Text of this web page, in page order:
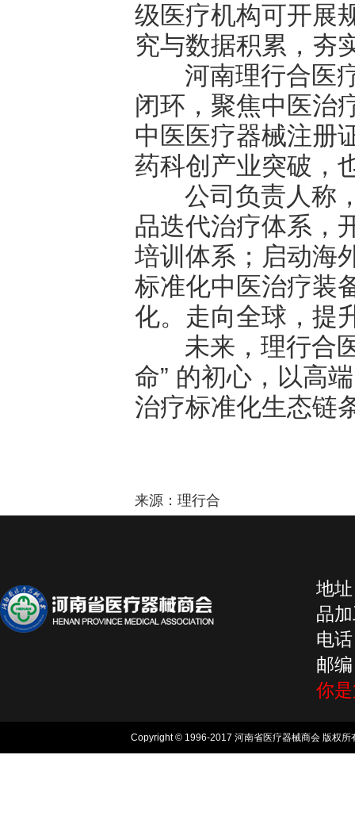
级医疗机构可开展
究与数据积累，夯
河南理行合医疗
闭环，聚焦中医治
中医医疗器械注册
药科创产业突破，
公司负责人称，
品迭代治疗体系，
培训体系；启动海
标准化中医治疗装
化。走向全球，提
未来，理行合
命” 的初心，以高
治疗标准化生态链
来源： 理行合
地
品
电
邮
你
Copyright © 1996-2017 河南省医疗器械商会 版权